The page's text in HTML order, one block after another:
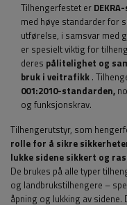
Tilhengerfestet er
med høye standarder for
utførelse, i samsvar med
er spesielt viktig for
deres pålitelighet og
bruk i veitrafikk .
001:2010-standarden,
og funksjonskrav.
Tilhengerutstyr, som
rolle for å sikre
lukke sidene sikkert og
De brukes på alle typer
og landbrukstilhengere –
åpning og lukking av